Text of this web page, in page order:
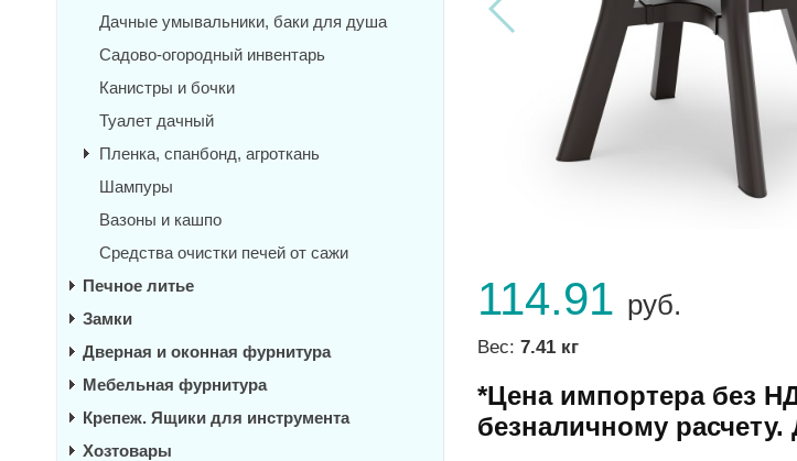
114.91 руб.
Вес: 7.41 кг
*Цена импортера без
безналичному
Дачные умывальники, баки для душа
Садово-огородный инвентарь
Канистры и бочки
Туалет дачный
Пленка, спанбонд, агроткань
Шампуры
Вазоны и кашпо
Средства очистки печей от сажи
Печное литье
Замки
Дверная и оконная фурнитура
Мебельная фурнитура
Крепеж. Ящики для инструмента
Хозтовары